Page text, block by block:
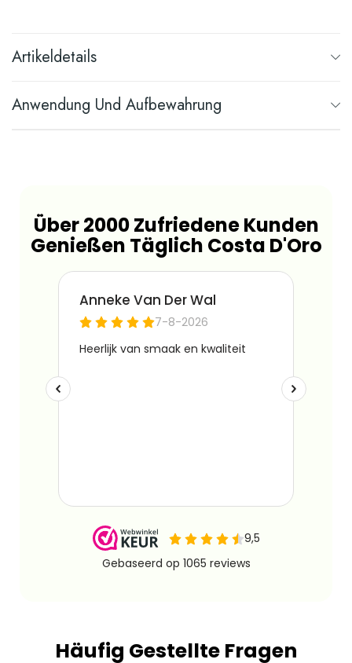
Artikeldetails
Anwendung Und Aufbewahrung
Über 2000 Zufriedene Kunden
Genießen Täglich Costa D'Oro
Häufig Gestellte Fragen